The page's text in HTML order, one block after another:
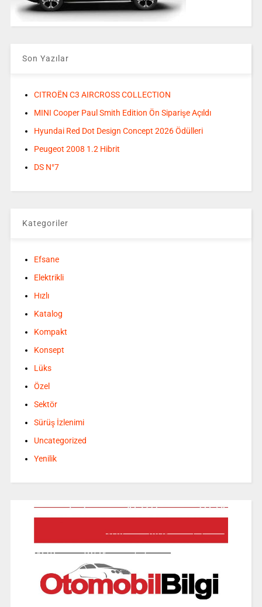
Son Yazılar
CITROËN C3 AIRCROSS COLLECTION
MINI Cooper Paul Smith Edition Ön Siparişe Açıldı
Hyundai Red Dot Design Concept 2026 Ödülleri
Peugeot 2008 1.2 Hibrit
DS N°7
Kategoriler
Efsane
Elektrikli
Hızlı
Katalog
Kompakt
Konsept
Lüks
Özel
Sektör
Sürüş İzlenimi
Uncategorized
Yenilik